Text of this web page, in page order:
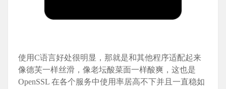
使用C语言好处很明显，那就是和其他程序适配起来
像德芙一样丝滑，像老坛酸菜面一样酸爽，这也是
OpenSSL 在各个服务中使用率居高不下并且一直稳如